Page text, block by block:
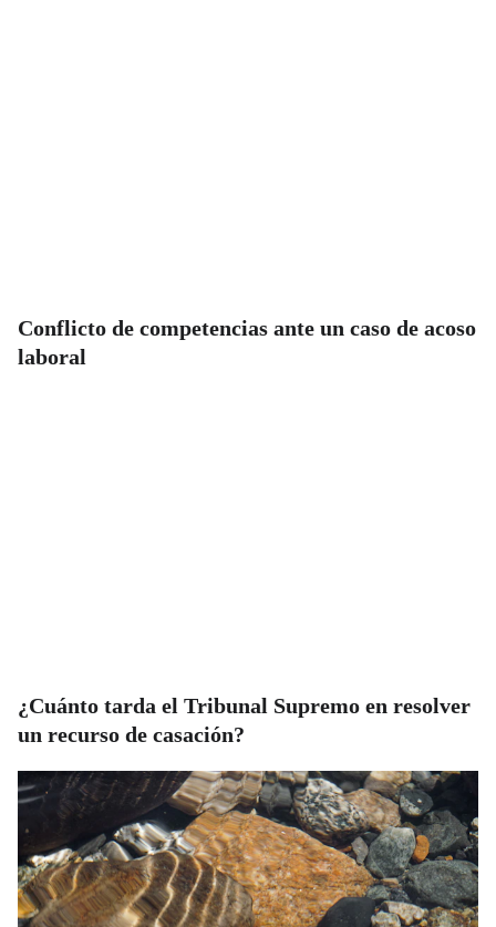
Conflicto de competencias ante un caso de acoso
laboral
¿Cuánto tarda el Tribunal Supremo en resolver
un recurso de casación?